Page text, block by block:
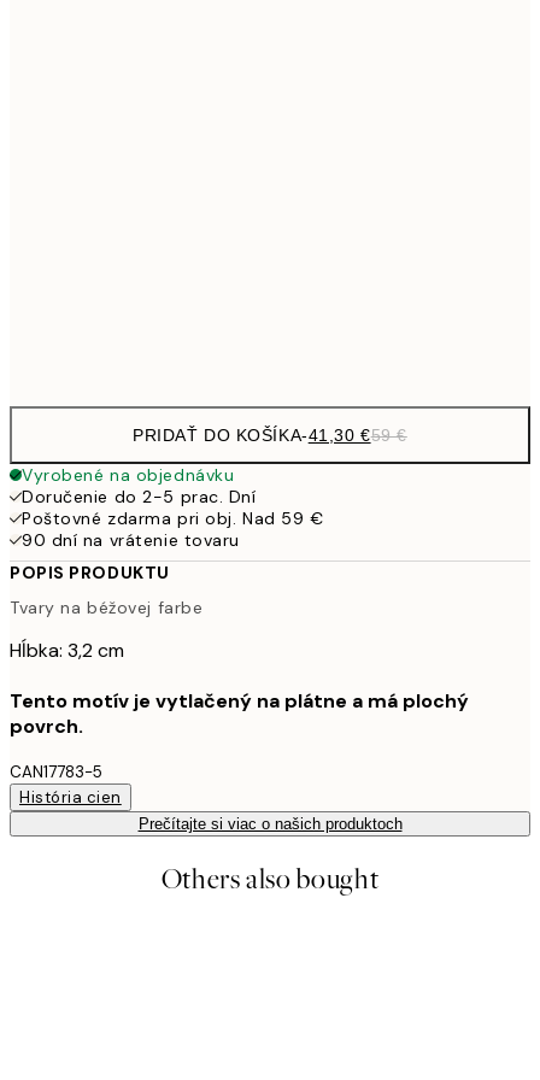
PRIDAŤ DO KOŠÍKA-41,30 €59 €
Vyrobené na objednávku
Doručenie do 2-5 prac. Dní
Poštovné zdarma pri obj. Nad 59 €
90 dní na vrátenie tovaru
POPIS PRODUKTU
Tvary na béžovej farbe
Hĺbka: 3,2 cm
Tento motív je vytlačený na plátne a má plochý
povrch.
CAN17783-5
História cien
Prečítajte si viac o našich produktoch
Others also bought